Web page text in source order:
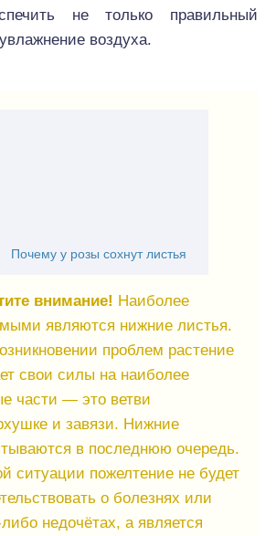
не только правильный
воздуха.
Почему у розы сохнут листья
внимание! Наиболее
являются нижние листья.
проблем растение
свои силы на наиболее
части — это ветви
и завязи. Нижние
в последнюю очередь.
ситуации пожелтение не будет
о болезнях или
либо недочётах, а является